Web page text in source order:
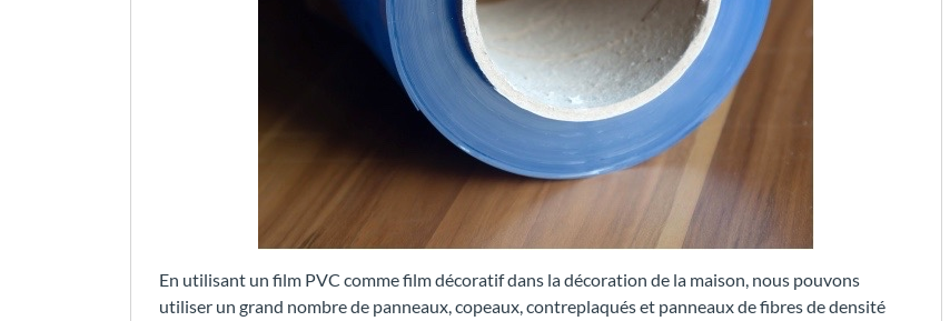
En utilisant un film PVC comme film décoratif dans la décoration de la maison, nous pouvons
utiliser un grand nombre de panneaux, copeaux, contreplaqués et panneaux de fibres de densité